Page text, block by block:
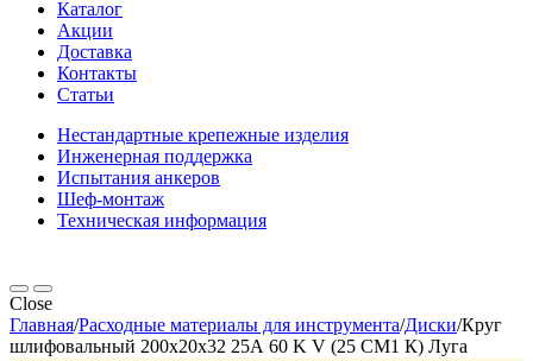
Каталог
Акции
Доставка
Контакты
Статьи
Нестандартные крепежные изделия
Инженерная поддержка
Испытания анкеров
Шеф-монтаж
Техническая информация
Close
Главная/Расходные материалы для инструмента/Диски/Круг
шлифовальный 200х20х32 25А 60 K V (25 СМ1 К) Луга